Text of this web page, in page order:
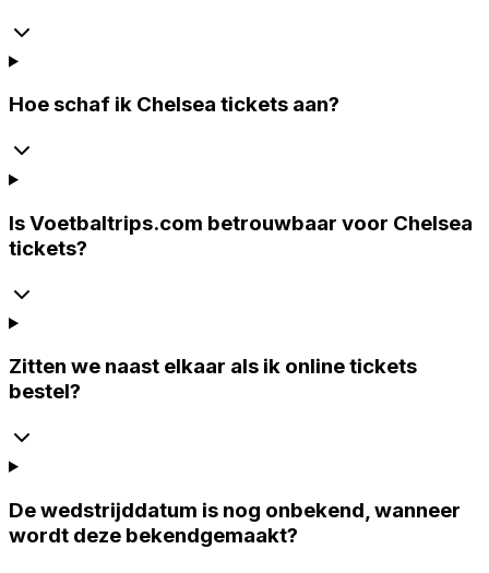
Hoe schaf ik Chelsea tickets aan?
Is Voetbaltrips.com betrouwbaar voor Chelsea
tickets?
Zitten we naast elkaar als ik online tickets
bestel?
De wedstrijddatum is nog onbekend, wanneer
wordt deze bekendgemaakt?